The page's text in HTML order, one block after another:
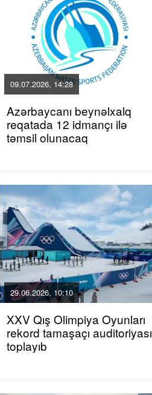
09.07.2026, 14:28
Azərbaycanı beynəlxalq
reqatada 12 idmançı ilə
təmsil olunacaq
29.06.2026, 10:10
XXV Qış Olimpiya Oyunları
rekord tamaşaçı auditoriyası
toplayıb